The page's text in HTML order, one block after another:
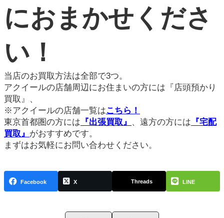
におまかせくださ
い！
当店のお買取方法は全部で3つ。
アクイールの店舗周辺にお住まいの方には『店頭預かり
買取』、
※アクイールの店舗一覧はこちら！
東京首都圏の方には 『出張買取』 、遠方の方には 『宅配
買取』 がおすすめです。
まずはお気軽にお問い合わせください。
Facebook X Threads LINE